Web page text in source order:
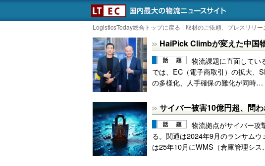
LOGISTICS TODAY｜国内最大の物流
LogisticsToday総合トップに戻る 取材のご依頼、プレスリリ
HaiPick Climbが変えた中国
物流課題に直面してい
では、EC（電子商取引）の拡大、
の多様化、人手確保の難化が同時…
サイバー被害10億円超、問
物流拠点がサイバー攻
る。関通は2024年9月のランサム
は25年10月にWMS（倉庫管理シ